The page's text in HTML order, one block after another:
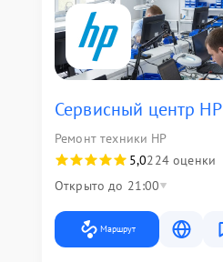
Сервисный центр HP
Ремонт техники HP
5,0224 оценки
Открыто до 21:00
Маршрут